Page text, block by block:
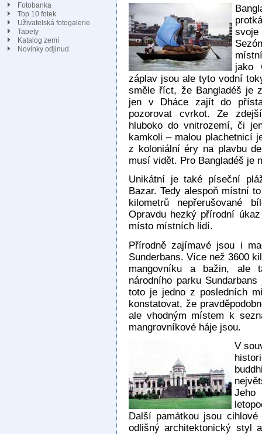
Fotobanka
Top 10 fotek
Uživatelská fotogalerie
Tapety
Katalog zemí
Novinky odjinud
svoje
jako
záplav jsou ale tyto vodní
směle říct, že Bangladéš je
jen v Dháce zajít do
pozorovat cvrkot. Ze
hluboko do vnitrozemí, či
kamkoli – malou plachetnicí
z koloniální éry na plavbu
musí vidět. Pro Bangladéš je
Unikátní je také píseční
Bazar. Tedy alespoň místní
kilometrů nepřerušované
Opravdu hezký přírodní
místo místních lidí.
Přírodně zajímavé jsou i
Sunderbans. Více než 3600
mangovníku a bažin, ale
národního parku
toto je jedno z posledních
konstatovat, že
ale vhodným místem k
mangrovníkové háje jsou.
V
Jeho
Další památkou jsou
odlišný architektonický styl